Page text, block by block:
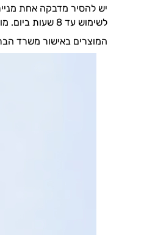
יש להסיר מדבקה אחת
לשימוש עד 8 שעות ביום. מומלץ להסתכל בעלון המידע המצורף למוצר לפני השימוש.
המוצרים באישור משרד